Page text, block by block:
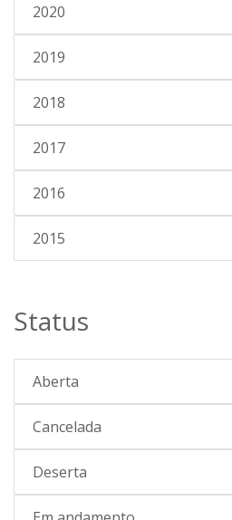
2020
2019
2018
2017
2016
2015
Status
Aberta
Cancelada
Deserta